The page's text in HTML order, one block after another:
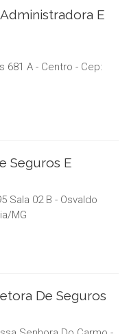
E
681 A - Centro - Cep:
Seguros E
Sala 02 B - Osvaldo
/MG
De Seguros